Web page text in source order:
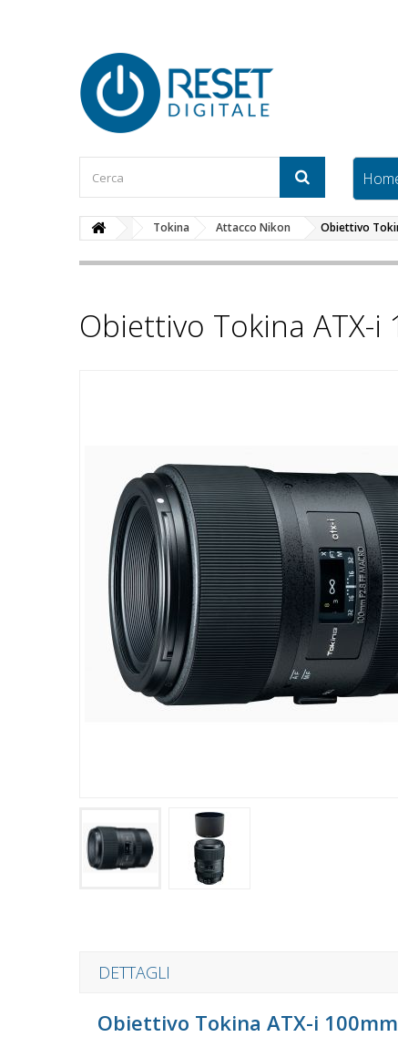
Tokina Attacco Nikon Obiettivo
Obiettivo Tokina ATX-i
DETTAGLI
Obiettivo Tokina ATX-i